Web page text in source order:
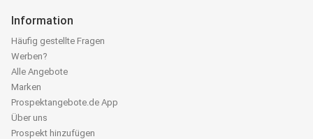
Information
Häufig gestellte Fragen
Werben?
Alle Angebote
Marken
Prospektangebote.de App
Über uns
Prospekt hinzufügen